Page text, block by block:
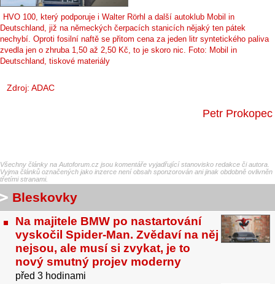
HVO 100, který podporuje i Walter Rörhl a další autoklub Mobil in
Deutschland, již na německých čerpacích stanicích nějaký ten pátek
nechybí. Oproti fosilní naftě se přitom cena za jeden litr syntetického paliva
zvedla jen o zhruba 1,50 až 2,50 Kč, to je skoro nic. Foto: Mobil in
Deutschland, tiskové materiály
Zdroj: ADAC
Petr Prokopec
Všechny články na Autoforum.cz jsou komentáře vyjadřující stanovisko redakce či autora.
Vyjma článků označených jako inzerce není obsah sponzorován ani jinak obdobně ovlivněn
třetími stranami.
Bleskovky
Na majitele BMW po nastartování
vyskočil Spider-Man. Zvědaví na něj
nejsou, ale musí si zvykat, je to
nový smutný projev moderny
před 3 hodinami